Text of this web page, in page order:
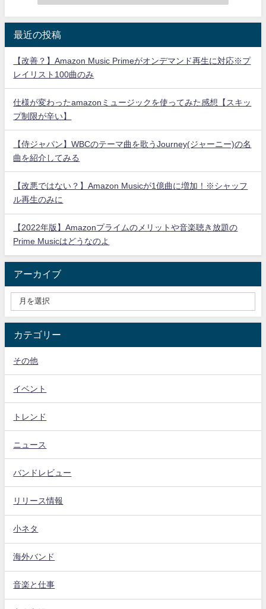
最近の投稿
【改善？】Amazon Music Primeがオンデマンド再生に対応※プ
レイリスト100曲のみ
仕様が変わったamazonミュージックを使ってみた感想【スキッ
プ制限が辛い】
【侍ジャパン】WBCのテーマ曲を歌うJourney(ジャーニー)の名
曲を紹介してみる
【改悪ではない？】Amazon Musicが1億曲に増加！※シャッフ
ル再生のみに
【2022年版】Amazonプライムのメリットや音楽聴き放題の
Prime Musicはどうなのよ
アーカイブ
カテゴリー
その他
イベント
トレンド
ニュース
バンドレビュー
リリース情報
小ネタ
海外バンド
音楽と仕事